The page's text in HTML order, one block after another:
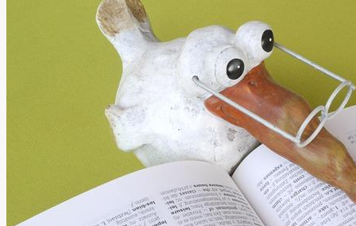
Oblékání?